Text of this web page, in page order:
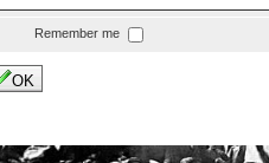
Remember me
OK